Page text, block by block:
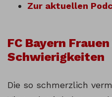
Zur aktuellen
FC Bayern
Schwierigkeiten
Die so schmerzlich